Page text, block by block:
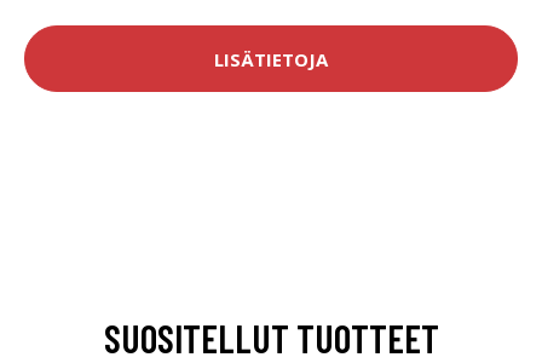
LISÄTIETOJA
SUOSITELLUT TUOTTEET